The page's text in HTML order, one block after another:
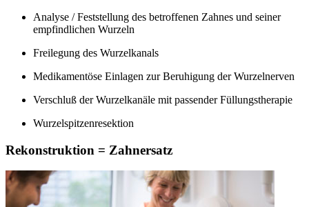
Analyse / Feststellung des betroffenen Zahnes und seiner
empfindlichen Wurzeln
Freilegung des Wurzelkanals
Medikamentöse Einlagen zur Beruhigung der Wurzelnerven
Verschluß der Wurzelkanäle mit passender Füllungstherapie
Wurzelspitzenresektion
Rekonstruktion = Zahnersatz